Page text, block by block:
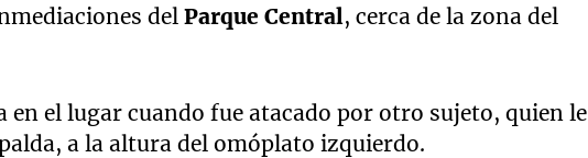
delParque Central, cerca de la zona del
en el lugar cuando fue atacado por otro sujeto, quien le
a la altura del omóplato izquierdo.